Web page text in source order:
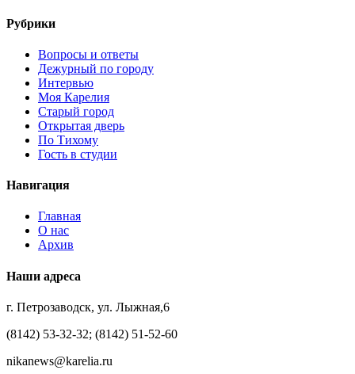
Рубрики
Вопросы и ответы
Дежурный по городу
Интервью
Моя Карелия
Старый город
Открытая дверь
По Тихому
Гость в студии
Навигация
Главная
О нас
Архив
Наши адреса
г. Петрозаводск, ул. Лыжная,6
(8142) 53-32-32; (8142) 51-52-60
nikanews@karelia.ru